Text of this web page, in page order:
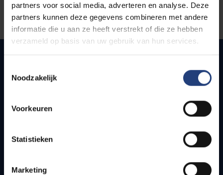
partners voor social media, adverteren en analyse. Deze
partners kunnen deze gegevens combineren met andere
informatie die u aan ze heeft verstrekt of die ze hebben
verzameld op basis van uw gebruik van hun services.
Noodzakelijk
Voorkeuren
Statistieken
Marketing
Snel naar
Bereikbaarheid